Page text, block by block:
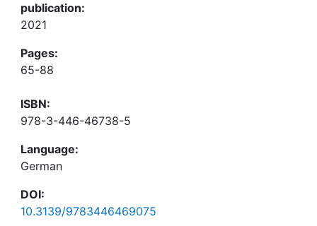
publication:
2021
Pages:
65-88
ISBN:
978-3-446-46738-5
Language:
German
DOI:
10.3139/9783446469075